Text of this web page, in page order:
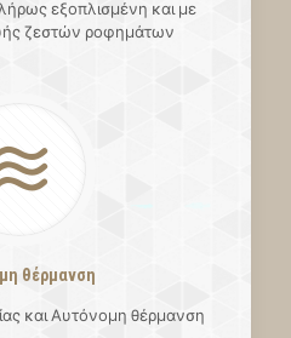
εξοπλισμένη και με
ζεστών ροφημάτων
θέρμανση
και Αυτόνομη θέρμανση